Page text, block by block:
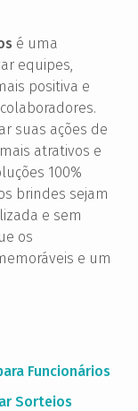
é uma
equipes,
positiva e
suas ações de
atrativos e
100%
brindes sejam
e sem
os
e um
Funcionários
Sorteios